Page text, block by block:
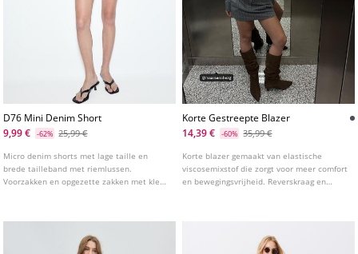
D76 Mini Denim Short
9,99 €
-62% 25,99 €
Micro denim shorts met lage taille en
brede tailleband met riemlussen.
Voorzakken en opgezette zakken met klep
Korte Gestreepte Blazer
14,39 €
-60% 35,99 €
Korte blazer gemaakt van elastische
viscosemixstof die zorgt voor meer comfort
en bewegingsvrijheid. Reverskraag en
Knoopsluiting aan de voorkant.